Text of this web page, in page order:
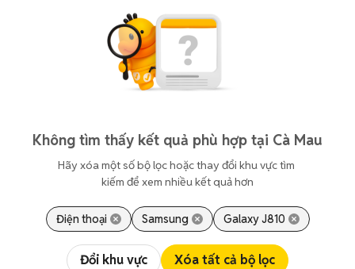
Không tìm thấy kết quả phù hợp tại Cà Mau
Hãy xóa một số bộ lọc hoặc thay đổi khu vực tìm
kiếm để xem nhiều kết quả hơn
Điện thoại Samsung Galaxy J810
Đổi khu vực Xóa tất cả bộ lọc